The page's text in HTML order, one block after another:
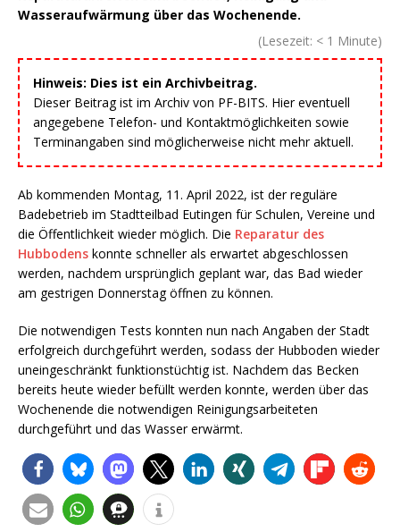
Wasseraufwärmung über das Wochenende.
(Lesezeit: < 1 Minute)
Hinweis: Dies ist ein Archivbeitrag.
Dieser Beitrag ist im Archiv von PF-BITS. Hier eventuell
angegebene Telefon- und Kontaktmöglichkeiten sowie
Terminangaben sind möglicherweise nicht mehr aktuell.
Ab kommenden Montag, 11. April 2022, ist der reguläre
Badebetrieb im Stadtteilbad Eutingen für Schulen, Vereine und
die Öffentlichkeit wieder möglich. Die Reparatur des
Hubbodens konnte schneller als erwartet abgeschlossen
werden, nachdem ursprünglich geplant war, das Bad wieder
am gestrigen Donnerstag öffnen zu können.
Die notwendigen Tests konnten nun nach Angaben der Stadt
erfolgreich durchgeführt werden, sodass der Hubboden wieder
uneingeschränkt funktionstüchtig ist. Nachdem das Becken
bereits heute wieder befüllt werden konnte, werden über das
Wochenende die notwendigen Reinigungsarbeiteten
durchgeführt und das Wasser erwärmt.